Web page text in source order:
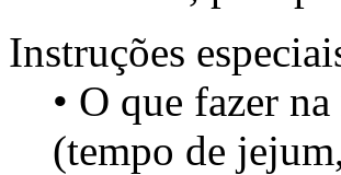
Instruções
• O que fazer
(tempo de